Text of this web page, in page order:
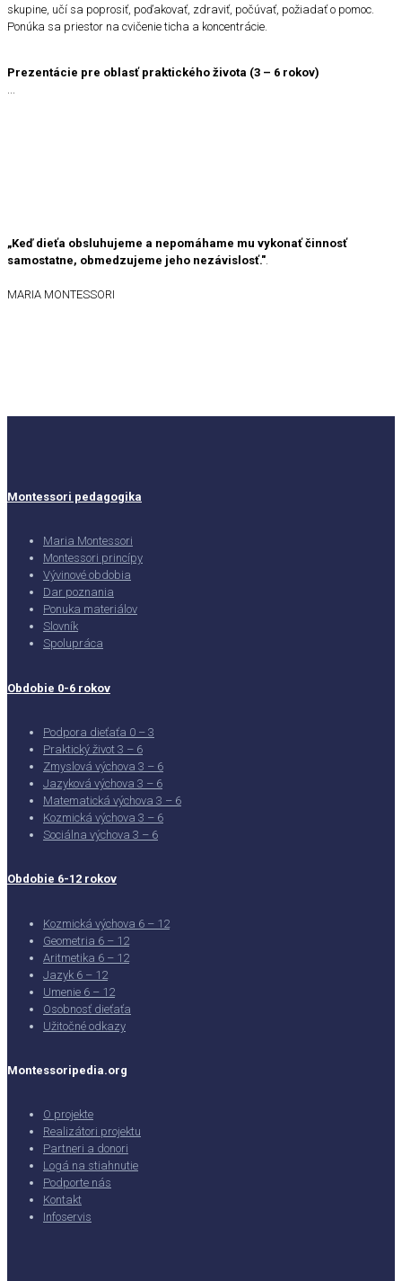
skupine, učí sa poprosiť, poďakovať, zdraviť, počúvať, požiadať o pomoc.
Ponúka sa priestor na cvičenie ticha a koncentrácie.
Prezentácie pre oblasť praktického života (3 – 6 rokov)
„Keď dieťa obsluhujeme a nepomáhame mu vykonať činnosť
samostatne, obmedzujeme jeho nezávislosť."
MARIA MONTESSORI
Montessori pedagogika
Maria Montessori
Montessori princípy
Vývinové obdobia
Dar poznania
Ponuka materiálov
Slovník
Spolupráca
Obdobie 0-6 rokov
Podpora dieťaťa 0 – 3
Praktický život 3 – 6
Zmyslová výchova 3 – 6
Jazyková výchova 3 – 6
Matematická výchova 3 – 6
Kozmická výchova 3 – 6
Sociálna výchova 3 – 6
Obdobie 6-12 rokov
Kozmická výchova 6 – 12
Geometria 6 – 12
Aritmetika 6 – 12
Jazyk 6 – 12
Umenie 6 – 12
Osobnosť dieťaťa
Užitočné odkazy
Montessoripedia.org
O projekte
Realizátori projektu
Partneri a donori
Logá na stiahnutie
Podporte nás
Kontakt
Infoservis